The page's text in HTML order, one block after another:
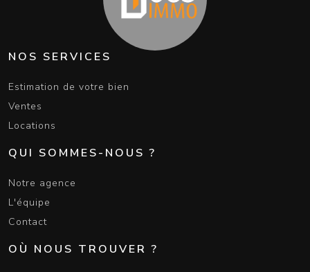
NOS SERVICES
Estimation de votre bien
Ventes
Locations
QUI SOMMES-NOUS ?
Notre agence
L'équipe
Contact
OÙ NOUS TROUVER ?